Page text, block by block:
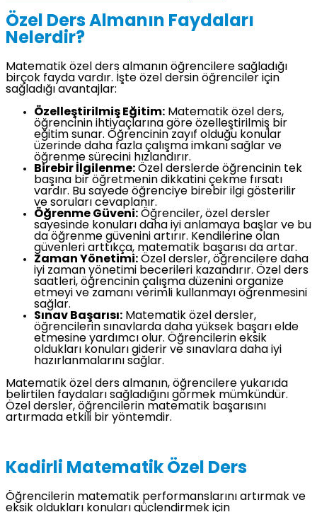
Özel Ders Almanın Faydaları
Nelerdir?
Matematik özel ders almanın öğrencilere sağladığı
birçok fayda vardır. İşte özel dersin öğrenciler için
sağladığı avantajlar:
Özelleştirilmiş Eğitim: Matematik özel ders,
öğrencinin ihtiyaçlarına göre özelleştirilmiş bir
eğitim sunar. Öğrencinin zayıf olduğu konular
üzerinde daha fazla çalışma imkanı sağlar ve
öğrenme sürecini hızlandırır.
Birebir İlgilenme: Özel derslerde öğrencinin tek
başına bir öğretmenin dikkatini çekme fırsatı
vardır. Bu sayede öğrenciye birebir ilgi gösterilir
ve soruları cevaplanır.
Öğrenme Güveni: Öğrenciler, özel dersler
sayesinde konuları daha iyi anlamaya başlar ve bu
da öğrenme güvenini artırır. Kendilerine olan
güvenleri arttıkça, matematik başarısı da artar.
Zaman Yönetimi: Özel dersler, öğrencilere daha
iyi zaman yönetimi becerileri kazandırır. Özel ders
saatleri, öğrencinin çalışma düzenini organize
etmeyi ve zamanı verimli kullanmayı öğrenmesini
sağlar.
Sınav Başarısı: Matematik özel dersler,
öğrencilerin sınavlarda daha yüksek başarı elde
etmesine yardımcı olur. Öğrencilerin eksik
oldukları konuları giderir ve sınavlara daha iyi
hazırlanmalarını sağlar.
Matematik özel ders almanın, öğrencilere yukarıda
belirtilen faydaları sağladığını görmek mümkündür.
Özel dersler, öğrencilerin matematik başarısını
artırmada etkili bir yöntemdir.
Kadirli Matematik Özel Ders
Öğrencilerin matematik performanslarını artırmak ve
eksik oldukları konuları güçlendirmek için